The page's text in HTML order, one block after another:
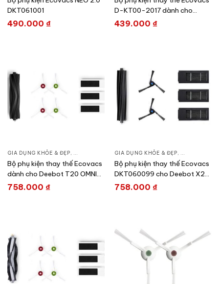
DKT061001
490.000 ₫
D-KT00-2017 dành cho
Deebot U2 Series
439.000 ₫
GIA DỤNG KHỎE & ĐẸP, CHĂM SÓC NHÀ CỬA, HÚT BỤI – ROBOT HÚT BỤI
Bộ phụ kiện thay thế Ecovacs
dành cho Deebot T20 OMNI
DKT010095
758.000 ₫
GIA DỤNG KHỎE & ĐẸP, CHĂM SÓC
Bộ phụ kiện thay thế Ecovacs
DKT060099 cho Deebot X2
Omni
758.000 ₫